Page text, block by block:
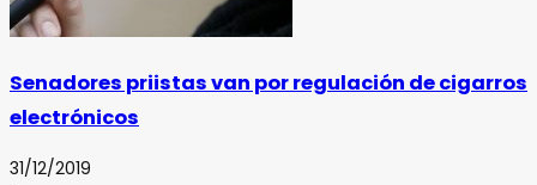
Senadores priistas van por regulación de cigarros
electrónicos
31/12/2019